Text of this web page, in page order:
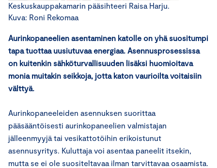
Keskuskauppakamarin pääsihteeri Raisa Harju.
Kuva: Roni Rekomaa
Aurinkopaneelien asentaminen katolle on yhä suositumpi
tapa tuottaa uusiutuvaa energiaa. Asennusprosessissa
on kuitenkin sähköturvallisuuden lisäksi huomioitava
monia muitakin seikkoja, jotta katon vaurioilta voitaisiin
välttyä.
Aurinkopaneeleiden asennuksen suorittaa
pääsääntöisesti aurinkopaneelien valmistajan
jälleenmyyjä tai vesikattotöihin erikoistunut
asennusyritys. Kuluttaja voi asentaa paneelit itsekin,
mutta se ei ole suositeltavaa ilman tarvittavaa osaamista.